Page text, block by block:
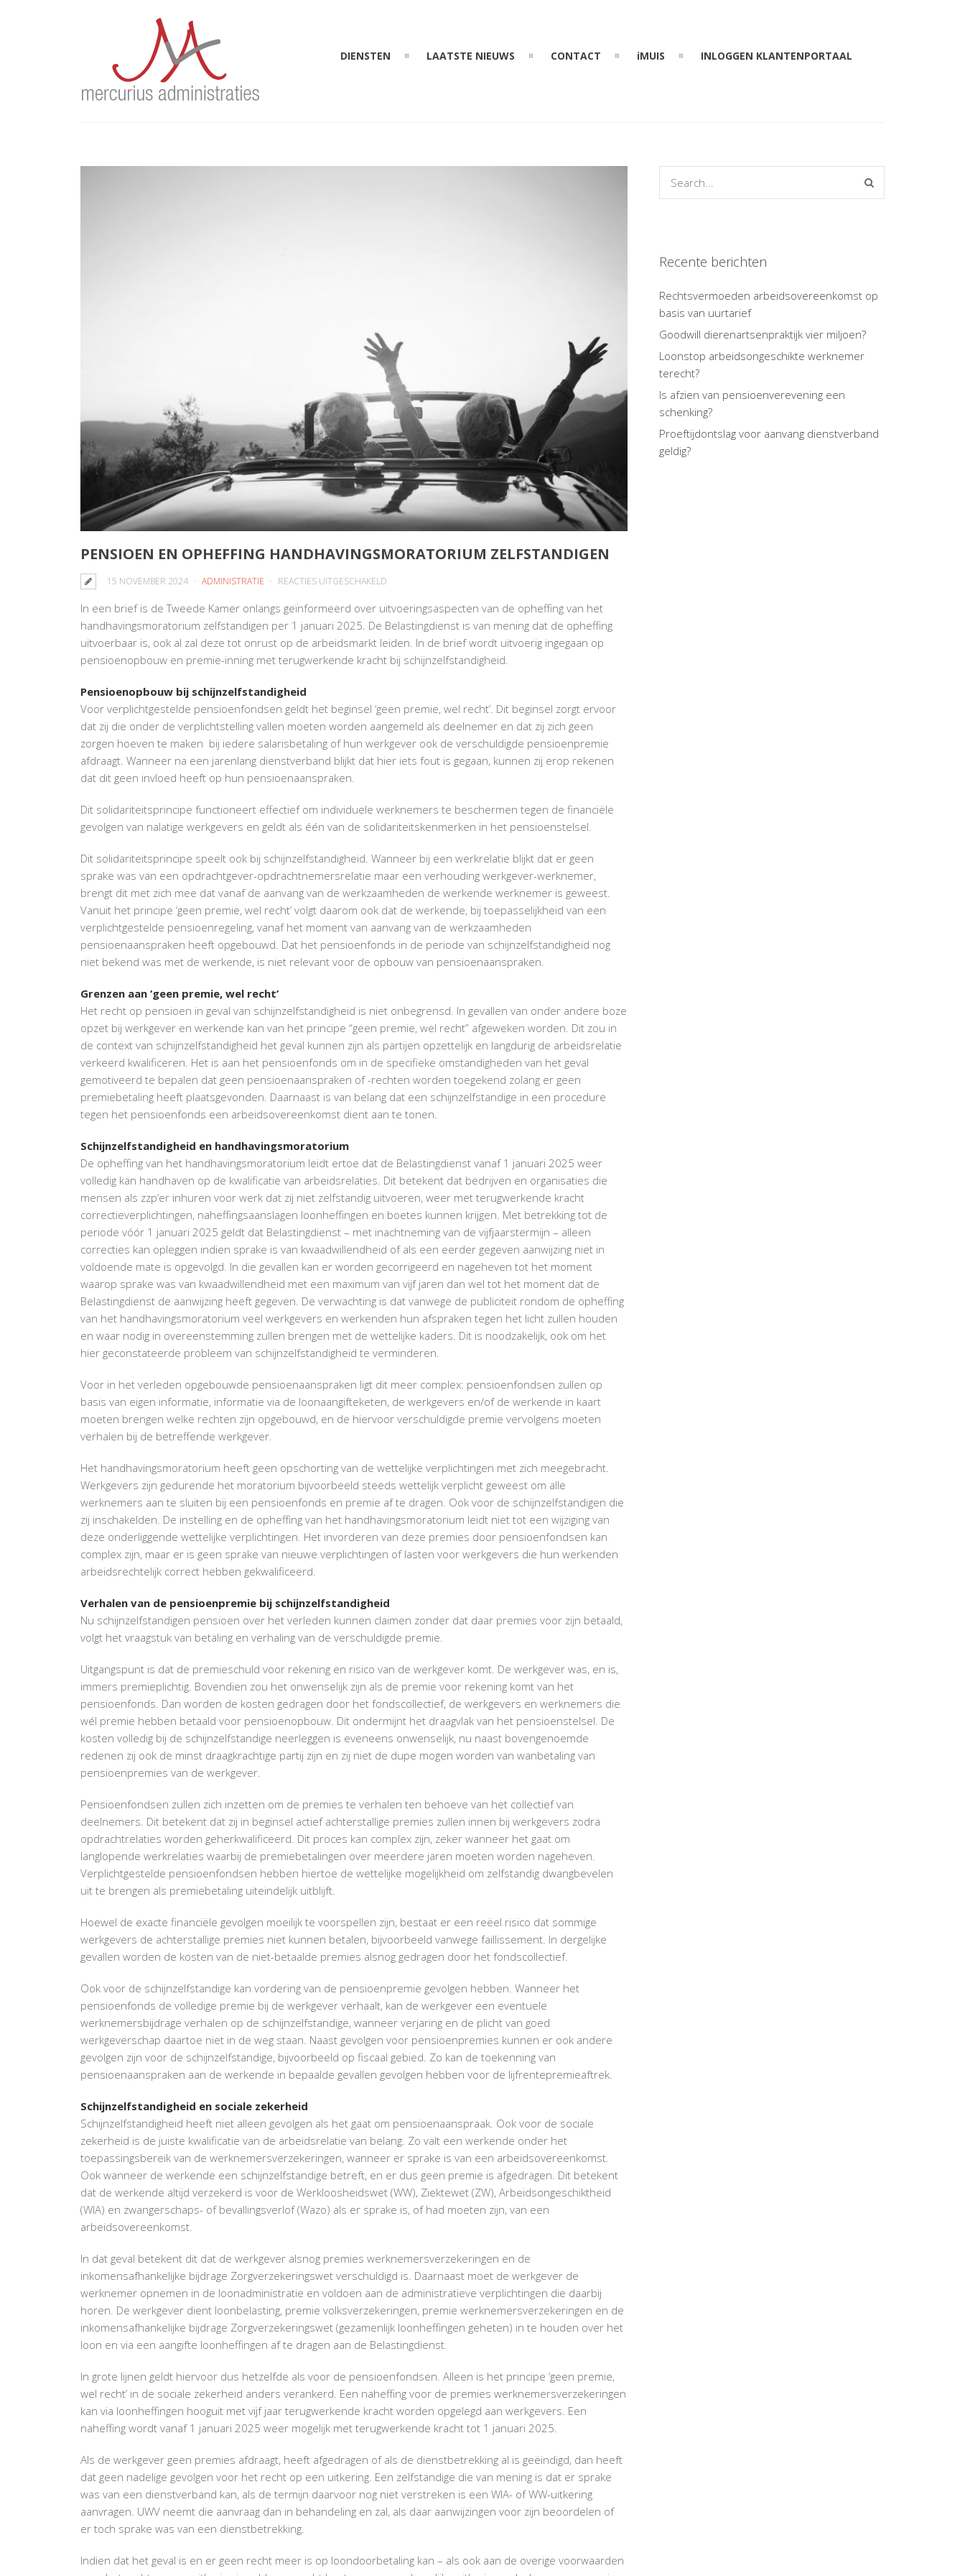
DIENSTEN LAATSTE NIEUWS CONTACT iMUIS INLOGGEN KLANTENPORTAAL
PENSIOEN EN OPHEFFING HANDHAVINGSMORATORIUM ZELFSTANDIGEN
15 NOVEMBER 2024 ADMINISTRATIE REACTIES UITGESCHAKELD
EN
OPHEFFING
HANDHAVINGSMORATORIUM
ZELFSTANDIGEN
In een brief is de Tweede Kamer onlangs geïnformeerd over uitvoeringsaspecten van de opheffing van het
handhavingsmoratorium zelfstandigen per 1 januari 2025. De Belastingdienst is van mening dat de opheffing
uitvoerbaar is, ook al zal deze tot onrust op de arbeidsmarkt leiden. In de brief wordt uitvoerig ingegaan op
pensioenopbouw en premie-inning met terugwerkende kracht bij schijnzelfstandigheid.
Pensioenopbouw bij schijnzelfstandigheid
Voor verplichtgestelde pensioenfondsen geldt het beginsel ‘geen premie, wel recht’. Dit beginsel zorgt ervoor
dat zij die onder de verplichtstelling vallen moeten worden aangemeld als deelnemer en dat zij zich geen
zorgen hoeven te maken bij iedere salarisbetaling of hun werkgever ook de verschuldigde pensioenpremie
afdraagt. Wanneer na een jarenlang dienstverband blijkt dat hier iets fout is gegaan, kunnen zij erop rekenen
dat dit geen invloed heeft op hun pensioenaanspraken.
Dit solidariteitsprincipe functioneert effectief om individuele werknemers te beschermen tegen de financiële
gevolgen van nalatige werkgevers en geldt als één van de solidariteitskenmerken in het pensioenstelsel.
Dit solidariteitsprincipe speelt ook bij schijnzelfstandigheid. Wanneer bij een werkrelatie blijkt dat er geen
sprake was van een opdrachtgever-opdrachtnemersrelatie maar een verhouding werkgever-werknemer,
brengt dit met zich mee dat vanaf de aanvang van de werkzaamheden de werkende werknemer is geweest.
Vanuit het principe ‘geen premie, wel recht’ volgt daarom ook dat de werkende, bij toepasselijkheid van een
verplichtgestelde pensioenregeling, vanaf het moment van aanvang van de werkzaamheden
pensioenaanspraken heeft opgebouwd. Dat het pensioenfonds in de periode van schijnzelfstandigheid nog
niet bekend was met de werkende, is niet relevant voor de opbouw van pensioenaanspraken.
Grenzen aan ‘geen premie, wel recht’
Het recht op pensioen in geval van schijnzelfstandigheid is niet onbegrensd. In gevallen van onder andere boze
opzet bij werkgever en werkende kan van het principe “geen premie, wel recht” afgeweken worden. Dit zou in
de context van schijnzelfstandigheid het geval kunnen zijn als partijen opzettelijk en langdurig de arbeidsrelatie
verkeerd kwalificeren. Het is aan het pensioenfonds om in de specifieke omstandigheden van het geval
gemotiveerd te bepalen dat geen pensioenaanspraken of -rechten worden toegekend zolang er geen
premiebetaling heeft plaatsgevonden. Daarnaast is van belang dat een schijnzelfstandige in een procedure
tegen het pensioenfonds een arbeidsovereenkomst dient aan te tonen.
Schijnzelfstandigheid en handhavingsmoratorium
De opheffing van het handhavingsmoratorium leidt ertoe dat de Belastingdienst vanaf 1 januari 2025 weer
volledig kan handhaven op de kwalificatie van arbeidsrelaties. Dit betekent dat bedrijven en organisaties die
mensen als zzp’er inhuren voor werk dat zij niet zelfstandig uitvoeren, weer met terugwerkende kracht
correctieverplichtingen, naheffingsaanslagen loonheffingen en boetes kunnen krijgen. Met betrekking tot de
periode vóór 1 januari 2025 geldt dat Belastingdienst – met inachtneming van de vijfjaarstermijn – alleen
correcties kan opleggen indien sprake is van kwaadwillendheid of als een eerder gegeven aanwijzing niet in
voldoende mate is opgevolgd. In die gevallen kan er worden gecorrigeerd en nageheven tot het moment
waarop sprake was van kwaadwillendheid met een maximum van vijf jaren dan wel tot het moment dat de
Belastingdienst de aanwijzing heeft gegeven. De verwachting is dat vanwege de publiciteit rondom de opheffing
van het handhavingsmoratorium veel werkgevers en werkenden hun afspraken tegen het licht zullen houden
en waar nodig in overeenstemming zullen brengen met de wettelijke kaders. Dit is noodzakelijk, ook om het
hier geconstateerde probleem van schijnzelfstandigheid te verminderen.
Voor in het verleden opgebouwde pensioenaanspraken ligt dit meer complex: pensioenfondsen zullen op
basis van eigen informatie, informatie via de loonaangifteketen, de werkgevers en/of de werkende in kaart
moeten brengen welke rechten zijn opgebouwd, en de hiervoor verschuldigde premie vervolgens moeten
verhalen bij de betreffende werkgever.
Het handhavingsmoratorium heeft geen opschorting van de wettelijke verplichtingen met zich meegebracht.
Werkgevers zijn gedurende het moratorium bijvoorbeeld steeds wettelijk verplicht geweest om alle
werknemers aan te sluiten bij een pensioenfonds en premie af te dragen. Ook voor de schijnzelfstandigen die
zij inschakelden. De instelling en de opheffing van het handhavingsmoratorium leidt niet tot een wijziging van
deze onderliggende wettelijke verplichtingen. Het invorderen van deze premies door pensioenfondsen kan
complex zijn, maar er is geen sprake van nieuwe verplichtingen of lasten voor werkgevers die hun werkenden
arbeidsrechtelijk correct hebben gekwalificeerd.
Verhalen van de pensioenpremie bij schijnzelfstandigheid
Nu schijnzelfstandigen pensioen over het verleden kunnen claimen zonder dat daar premies voor zijn betaald,
volgt het vraagstuk van betaling en verhaling van de verschuldigde premie.
Uitgangspunt is dat de premieschuld voor rekening en risico van de werkgever komt. De werkgever was, en is,
immers premieplichtig. Bovendien zou het onwenselijk zijn als de premie voor rekening komt van het
pensioenfonds. Dan worden de kosten gedragen door het fondscollectief, de werkgevers en werknemers die
wél premie hebben betaald voor pensioenopbouw. Dit ondermijnt het draagvlak van het pensioenstelsel. De
kosten volledig bij de schijnzelfstandige neerleggen is eveneens onwenselijk, nu naast bovengenoemde
redenen zij ook de minst draagkrachtige partij zijn en zij niet de dupe mogen worden van wanbetaling van
pensioenpremies van de werkgever.
Pensioenfondsen zullen zich inzetten om de premies te verhalen ten behoeve van het collectief van
deelnemers. Dit betekent dat zij in beginsel actief achterstallige premies zullen innen bij werkgevers zodra
opdrachtrelaties worden geherkwalificeerd. Dit proces kan complex zijn, zeker wanneer het gaat om
langlopende werkrelaties waarbij de premiebetalingen over meerdere jaren moeten worden nageheven.
Verplichtgestelde pensioenfondsen hebben hiertoe de wettelijke mogelijkheid om zelfstandig dwangbevelen
uit te brengen als premiebetaling uiteindelijk uitblijft.
Hoewel de exacte financiële gevolgen moeilijk te voorspellen zijn, bestaat er een reëel risico dat sommige
werkgevers de achterstallige premies niet kunnen betalen, bijvoorbeeld vanwege faillissement. In dergelijke
gevallen worden de kosten van de niet-betaalde premies alsnog gedragen door het fondscollectief.
Ook voor de schijnzelfstandige kan vordering van de pensioenpremie gevolgen hebben. Wanneer het
pensioenfonds de volledige premie bij de werkgever verhaalt, kan de werkgever een eventuele
werknemersbijdrage verhalen op de schijnzelfstandige, wanneer verjaring en de plicht van goed
werkgeverschap daartoe niet in de weg staan. Naast gevolgen voor pensioenpremies kunnen er ook andere
gevolgen zijn voor de schijnzelfstandige, bijvoorbeeld op fiscaal gebied. Zo kan de toekenning van
pensioenaanspraken aan de werkende in bepaalde gevallen gevolgen hebben voor de lijfrentepremieaftrek.
Schijnzelfstandigheid en sociale zekerheid
Schijnzelfstandigheid heeft niet alleen gevolgen als het gaat om pensioenaanspraak. Ook voor de sociale
zekerheid is de juiste kwalificatie van de arbeidsrelatie van belang. Zo valt een werkende onder het
toepassingsbereik van de werknemersverzekeringen, wanneer er sprake is van een arbeidsovereenkomst.
Ook wanneer de werkende een schijnzelfstandige betreft, en er dus geen premie is afgedragen. Dit betekent
dat de werkende altijd verzekerd is voor de Werkloosheidswet (WW), Ziektewet (ZW), Arbeidsongeschiktheid
(WIA) en zwangerschaps- of bevallingsverlof (Wazo) als er sprake is, of had moeten zijn, van een
arbeidsovereenkomst.
In dat geval betekent dit dat de werkgever alsnog premies werknemersverzekeringen en de
inkomensafhankelijke bijdrage Zorgverzekeringswet verschuldigd is. Daarnaast moet de werkgever de
werknemer opnemen in de loonadministratie en voldoen aan de administratieve verplichtingen die daarbij
horen. De werkgever dient loonbelasting, premie volksverzekeringen, premie werknemersverzekeringen en de
inkomensafhankelijke bijdrage Zorgverzekeringswet (gezamenlijk loonheffingen geheten) in te houden over het
loon en via een aangifte loonheffingen af te dragen aan de Belastingdienst.
In grote lijnen geldt hiervoor dus hetzelfde als voor de pensioenfondsen. Alleen is het principe ‘geen premie,
wel recht’ in de sociale zekerheid anders verankerd. Een naheffing voor de premies werknemersverzekeringen
kan via loonheffingen hooguit met vijf jaar terugwerkende kracht worden opgelegd aan werkgevers. Een
naheffing wordt vanaf 1 januari 2025 weer mogelijk met terugwerkende kracht tot 1 januari 2025.
Als de werkgever geen premies afdraagt, heeft afgedragen of als de dienstbetrekking al is geëindigd, dan heeft
dat geen nadelige gevolgen voor het recht op een uitkering. Een zelfstandige die van mening is dat er sprake
was van een dienstverband kan, als de termijn daarvoor nog niet verstreken is een WIA- of WW-uitkering
aanvragen. UWV neemt die aanvraag dan in behandeling en zal, als daar aanwijzingen voor zijn beoordelen of
er toch sprake was van een dienstbetrekking.
Indien dat het geval is en er geen recht meer is op loondoorbetaling kan – als ook aan de overige voorwaarden
Recente berichten
Rechtsvermoeden arbeidsovereenkomst op
basis van uurtarief
Goodwill dierenartsenpraktijk vier miljoen?
Loonstop arbeidsongeschikte werknemer
terecht?
Is afzien van pensioenverevening een
schenking?
Proeftijdontslag voor aanvang dienstverband
geldig?